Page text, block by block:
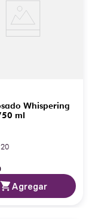
Whispering
ml
Agregar